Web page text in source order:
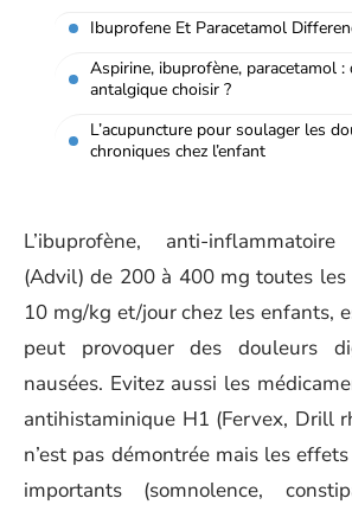
Ibuprofene Et Paracetamol
Aspirine, ibuprofène, paracetamol :
antalgique choisir ?
L’acupuncture pour soulager les
chroniques chez l’enfant
L’ibuprofène, anti-
(Advil) de 200 à 400 mg toutes les
10 mg/kg et/jour chez les enfants,
peut provoquer des douleurs
nausées. Evitez aussi les
antihistaminique H1 (Fervex, Drill
n’est pas démontrée mais les
importants (somnolence,